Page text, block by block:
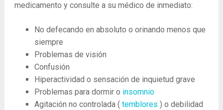
medicamento y consulte a su médico de inmediato:
No defecando en absoluto o orinando menos que
siempre
Problemas de visión
Confusión
Hiperactividad o sensación de inquietud grave
Problemas para dormir o insomnio
Agitación no controlada ( temblores ) o debilidad